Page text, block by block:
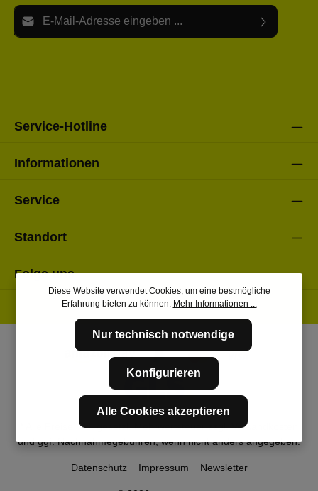
E-Mail-Adresse*
Service-Hotline
Informationen
Service
Standort
Folge uns
* Alle Preise inkl. gesetzl. Mehrwertsteuer zzgl.Versandkosten
und ggf. Nachnahmegebühren, wenn nicht anders angegeben.
Datenschutz Impressum Newsletter
Diese Website verwendet Cookies, um eine bestmögliche
Erfahrung bieten zu können. Mehr Informationen ...
Nur technisch notwendige
Konfigurieren
Alle Cookies akzeptieren